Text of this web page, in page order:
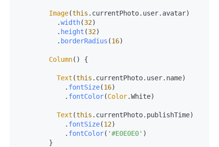
Image(this . currentPhoto. user. avatar)
          .
width(32)
          .
height (32)
          .
borderRadius (16)
Column() {
Text (this . currentPhoto. user. name)
            .
fontSize(16)
            .
fontColor(Color.White)
Text (this . currentPhoto. publishTime)
            .
fontSize(12)
            .
fontColor( '#E0E0E0' )